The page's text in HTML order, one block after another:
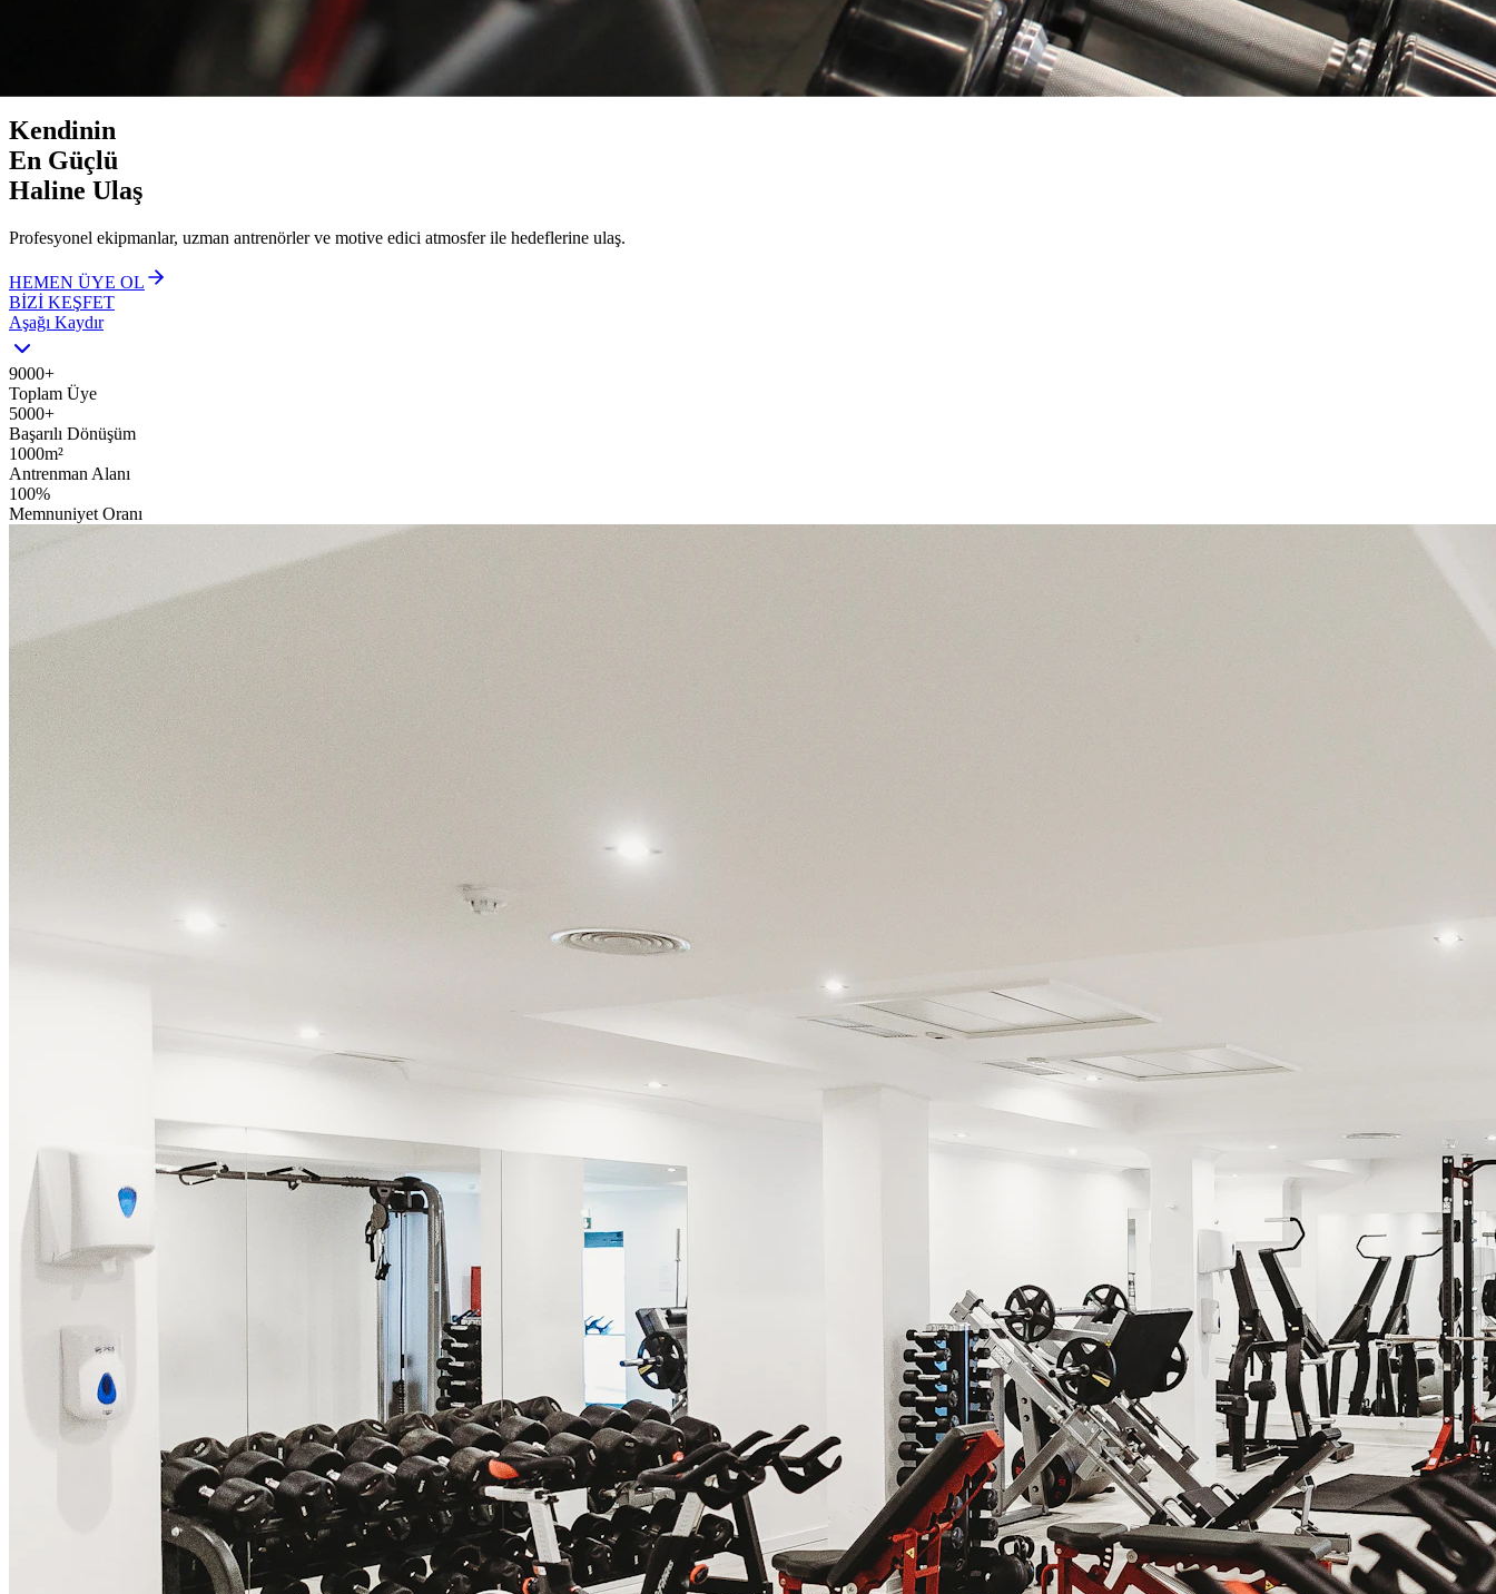
Kendinin
En Güçlü
Haline Ulaş
Profesyonel ekipmanlar, uzman antrenörler ve motive edici atmosfer ile hedeflerine ulaş.
HEMEN ÜYE OL
BİZİ KEŞFET
Aşağı Kaydır
9000+
Toplam Üye
5000+
Başarılı Dönüşüm
1000m²
Antrenman Alanı
100%
Memnuniyet Oranı